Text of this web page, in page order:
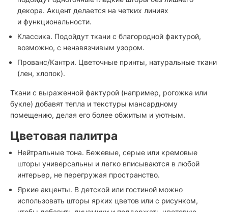
декора. Акцент делается на четких линиях
и функциональности.
Классика. Подойдут ткани с благородной фактурой,
возможно, с ненавязчивым узором.
Прованс/Кантри. Цветочные принты, натуральные ткани
(лен, хлопок).
Ткани с выраженной фактурой (например, рогожка или
букле) добавят тепла и текстуры мансардному
помещению, делая его более обжитым и уютным.
Цветовая палитра
Нейтральные тона. Бежевые, серые или кремовые
шторы универсальны и легко вписываются в любой
интерьер, не перегружая пространство.
Яркие акценты. В детской или гостиной можно
использовать шторы ярких цветов или с рисунком,